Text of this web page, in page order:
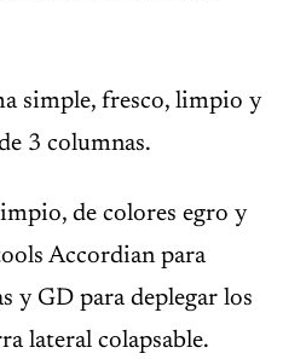
simple, fresco, limpio y
3 columnas.
de colores egro y
Accordian para
y GD para deplegar los
lateral colapsable.